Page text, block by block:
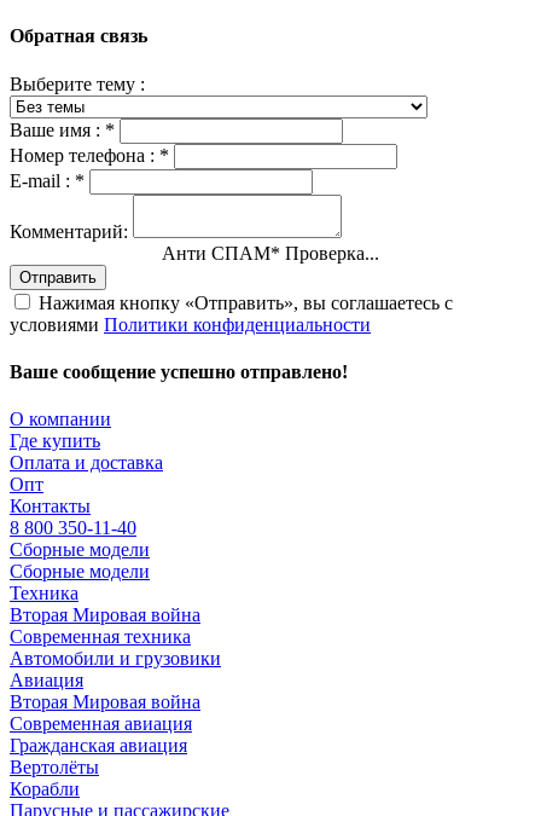
Обратная связь
Выберите тему :
Ваше имя : *
Номер телефона : *
E-mail : *
Комментарий:
Анти СПАМ* Проверка...
Отправить
Нажимая кнопку «Отправить», вы соглашаетесь с
условиями Политики конфиденциальности
Ваше сообщение успешно отправлено!
О компании
Где купить
Оплата и доставка
Опт
Контакты
8 800 350-11-40
Сборные модели
Сборные модели
Техника
Вторая Мировая война
Современная техника
Автомобили и грузовики
Авиация
Вторая Мировая война
Современная авиация
Гражданская авиация
Вертолёты
Корабли
Парусные и пассажирские